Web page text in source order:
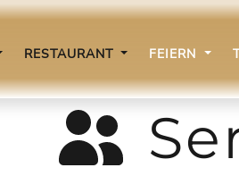
RESTAURANT FEIERN